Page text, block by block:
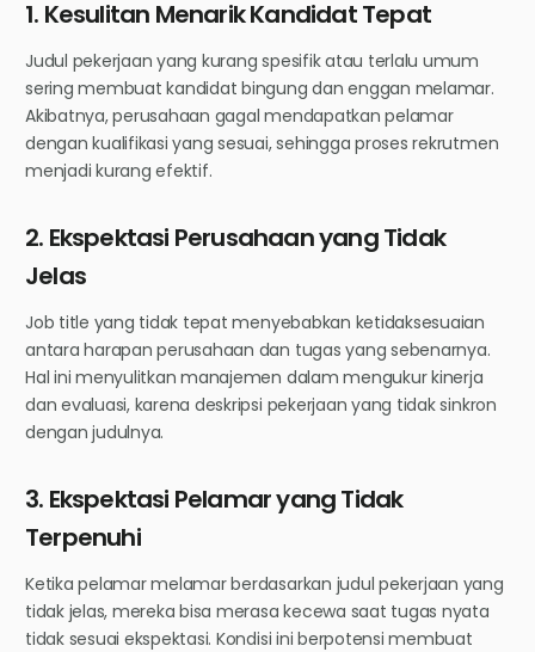
1. Kesulitan Menarik Kandidat Tepat
Judul pekerjaan yang kurang spesifik atau terlalu umum
sering membuat kandidat bingung dan enggan melamar.
Akibatnya, perusahaan gagal mendapatkan pelamar
dengan kualifikasi yang sesuai, sehingga proses rekrutmen
menjadi kurang efektif.
2. Ekspektasi Perusahaan yang Tidak
Jelas
Job title yang tidak tepat menyebabkan ketidaksesuaian
antara harapan perusahaan dan tugas yang sebenarnya.
Hal ini menyulitkan manajemen dalam mengukur kinerja
dan evaluasi, karena deskripsi pekerjaan yang tidak sinkron
dengan judulnya.
3. Ekspektasi Pelamar yang Tidak
Terpenuhi
Ketika pelamar melamar berdasarkan judul pekerjaan yang
tidak jelas, mereka bisa merasa kecewa saat tugas nyata
tidak sesuai ekspektasi. Kondisi ini berpotensi membuat